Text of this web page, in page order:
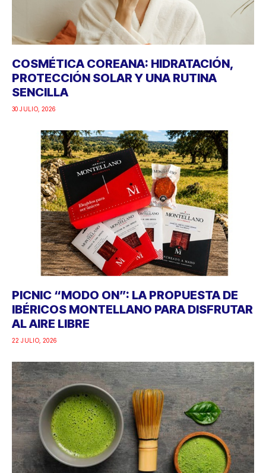
COSMÉTICA COREANA: HIDRATACIÓN,
PROTECCIÓN SOLAR Y UNA RUTINA
SENCILLA
30 JULIO, 2026
PICNIC “MODO ON”: LA PROPUESTA DE
IBÉRICOS MONTELLANO PARA DISFRUTAR
AL AIRE LIBRE
22 JULIO, 2026